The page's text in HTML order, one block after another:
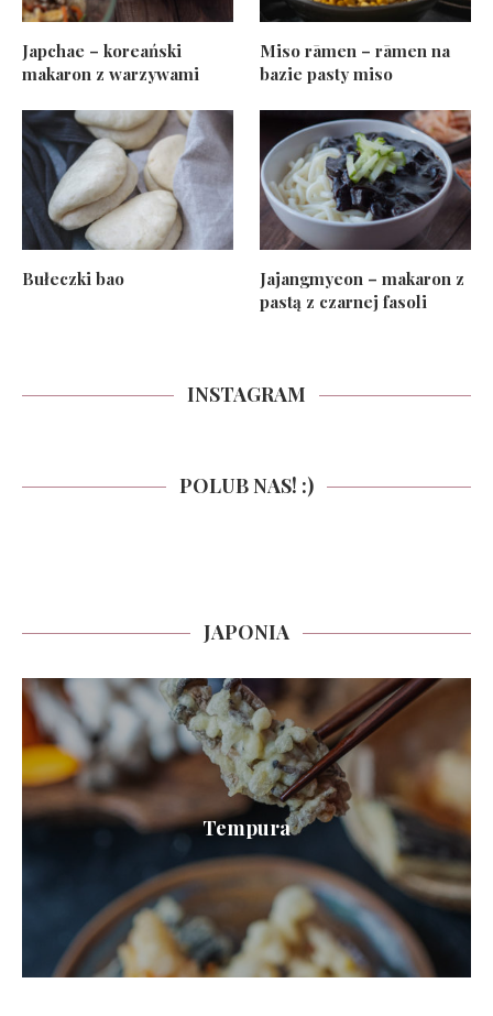
Japchae – koreański
makaron z warzywami
Miso rāmen – rāmen na
bazie pasty miso
Bułeczki bao
Jajangmyeon – makaron z
pastą z czarnej fasoli
INSTAGRAM
POLUB NAS! :)
JAPONIA
Tempura